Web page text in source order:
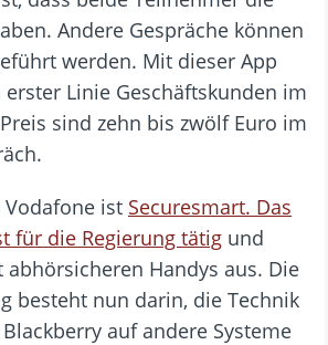
Andere Gespräche können
werden. Mit dieser App
Linie Geschäftskunden im
sind zehn bis zwölf Euro im
ist Securesmart. Das
für die Regierung tätig und
Handys aus. Die
besteht nun darin, die Technik
auf andere Systeme